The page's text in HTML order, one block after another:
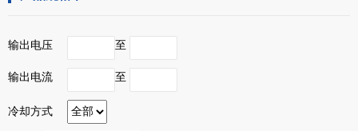
输出电压 至
输出电流 至
冷却方式